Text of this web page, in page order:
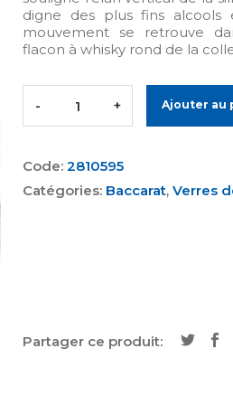
digne des plus fins alcools
mouvement se retrouve
flacon à whisky rond de la
- + Ajouter au
Code: 2810595
Catégories: Baccarat, Verres
Partager ce produit: